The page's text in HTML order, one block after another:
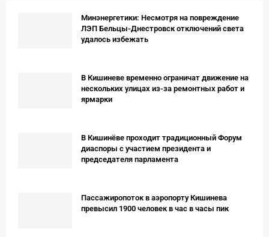
Минэнергетики: Несмотря на повреждение
ЛЭП Бельцы-Днестровск отключений света
удалось избежать
В Кишиневе временно ограничат движение на
нескольких улицах из-за ремонтных работ и
ярмарки
В Кишинёве проходит традиционный Форум
диаспоры с участием президента и
председателя парламента
Пассажиропоток в аэропорту Кишинева
превысил 1900 человек в час в часы пик